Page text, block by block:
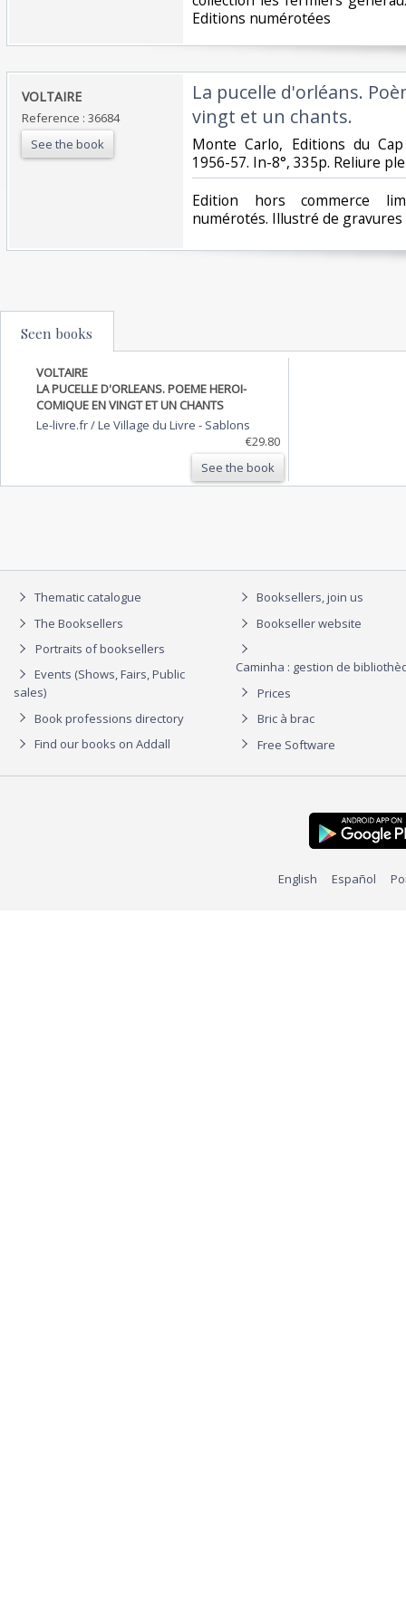
Editions numérotées‎
‎VOLTAIRE‎
Reference : 36684
See the book
‎La pucelle d'orléans.
vingt et un chants.‎
‎Monte Carlo, Editions du
1956-57. In-8°, 335p. Reliure
‎Edition hors commerce
numérotés. Illustré de gravures
Seen books
VOLTAIRE
LA PUCELLE D'ORLEANS. POEME HEROI-
COMIQUE EN VINGT ET UN CHANTS
Le-livre.fr / Le Village du Livre - Sablons
€29.80
See the book
Thematic catalogue
The Booksellers
Portraits of booksellers
Events (Shows, Fairs, Public
sales)
Book professions directory
Find our books on Addall
Booksellers, join us
Bookseller website
Caminha : gestion de
Prices
Bric à brac
Free Software
English Español